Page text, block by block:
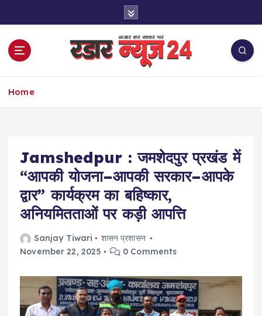
Home
Jamshedpur : जमशेदपुर प्रखंड में
“आपकी योजना–आपकी सरकार–आपके
द्वार” कार्यक्रम का बहिष्कार,
अनियमितताओं पर कड़ी आपत्ति
Sanjay Tiwari
शासन प्रशासन
November 22, 2025
0 Comments